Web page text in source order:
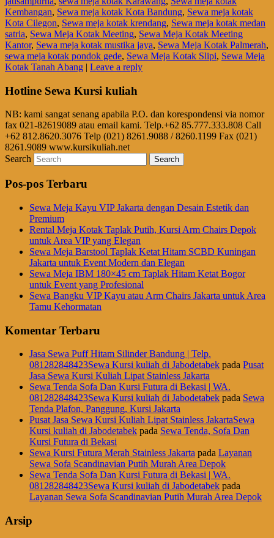
Kembangan, Sewa meja kotak Kota Bandung, Sewa meja kotak
Kota Cilegon, Sewa meja kotak krendang, Sewa meja kotak medan
satria, Sewa Meja Kotak Meeting, Sewa Meja Kotak Meeting
Kantor, Sewa meja kotak mustika jaya, Sewa Meja Kotak Palmerah,
sewa meja kotak pondok gede, Sewa Meja Kotak Slipi, Sewa Meja
Kotak Tanah Abang | Leave a reply
Hotline Sewa Kursi kuliah
NB: kami sangat senang apabila P.O. dan korespondensi via nomor
fax 021-82619089 atau email kami. Telp.+62 85.777.333.808 Call
+62 812.8620.3076 Telp (021) 8261.9088 / 8260.1199 Fax (021)
8261.9089 www.kursikuliah.net
Search
Pos-pos Terbaru
Sewa Meja Kayu VIP Jakarta dengan Desain Estetik dan
Premium
Rental Meja Kotak Taplak Putih, Kursi Arm Chairs Depok
untuk Area VIP yang Elegan
Sewa Meja Barstool Taplak Ketat Hitam SCBD Kuningan
Jakarta untuk Event Modern dan Elegan
Sewa Meja IBM 180×45 cm Taplak Hitam Ketat Bogor
untuk Event yang Profesional
Sewa Bangku VIP Kayu atau Arm Chairs Jakarta untuk Area
Tamu Kehormatan
Komentar Terbaru
Jasa Sewa Puff Hitam Silinder Bandung | Telp.
081282848423Sewa Kursi kuliah di Jabodetabek pada Pusat
Jasa Sewa Kursi Kuliah Lipat Stainless Jakarta
Sewa Tenda Sofa Dan Kursi Futura di Bekasi | WA.
081282848423Sewa Kursi kuliah di Jabodetabek pada Sewa
Tenda Plafon, Panggung, Kursi Jakarta
Pusat Jasa Sewa Kursi Kuliah Lipat Stainless JakartaSewa
Kursi kuliah di Jabodetabek pada Sewa Tenda, Sofa Dan
Kursi Futura di Bekasi
Sewa Kursi Futura Merah Stainless Jakarta pada Layanan
Sewa Sofa Scandinavian Putih Murah Area Depok
Sewa Tenda Sofa Dan Kursi Futura di Bekasi | WA.
081282848423Sewa Kursi kuliah di Jabodetabek pada
Layanan Sewa Sofa Scandinavian Putih Murah Area Depok
Arsip